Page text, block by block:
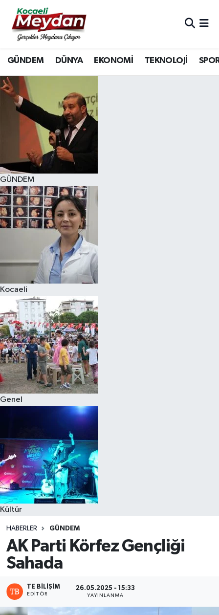
GÜNDEM DÜNYA EKONOMİ TEKNOLOJİ
GÜNDEM
Kocaeli
Genel
Kültür
HABERLER GÜNDEM
AK Parti Körfez Gençliği
Sahada
TE BILIŞIM
EDITÖR
26.05.2025 - 15:33
YAYINLANMA
Nöbetçi Eczaneler
Hava Durumu
Trafik Durumu
Süper Lig Puan Durumu ve Fikstür
Tüm Manşetler
Son Dakika Haberleri
Haber Arşivi